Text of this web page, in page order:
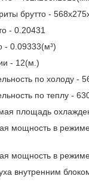
брутто -
- 0.20431
- 0.09333(м³)
- 12(м.)
по холоду -
по теплу -
площадь
мощность в
мощность в
внутренним